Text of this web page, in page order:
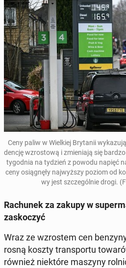
Ceny paliw w Wiel­kiej Bry­ta­nii
den­cję wzro­sto­wą i zmie­nia­ją się
ty­go­dnia na tydzień z powodu napięć
ceny osią­gnę­ły naj­wyż­szy poziom od
wy jest szcze­gól­nie drogi.
Ra­chu­nek za zakupy w
za­sko­czyć
Wraz ze wzro­stem cen
rosną koszty trans­por­tu
również nie­któ­re maszyny